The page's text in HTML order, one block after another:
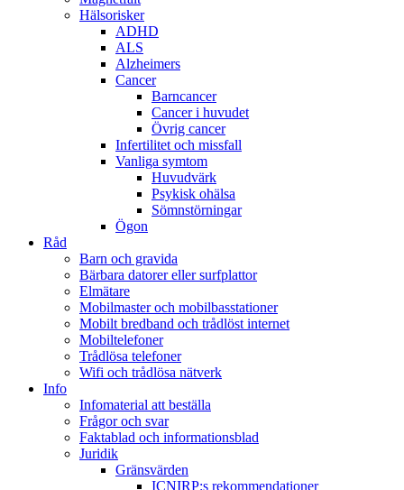
Hälsorisker
ADHD
ALS
Alzheimers
Cancer
Barncancer
Cancer i huvudet
Övrig cancer
Infertilitet och missfall
Vanliga symtom
Huvudvärk
Psykisk ohälsa
Sömnstörningar
Ögon
Råd
Barn och gravida
Bärbara datorer eller surfplattor
Elmätare
Mobilmaster och mobilbasstationer
Mobilt bredband och trådlöst internet
Mobiltelefoner
Trådlösa telefoner
Wifi och trådlösa nätverk
Info
Infomaterial att beställa
Frågor och svar
Faktablad och informationsblad
Juridik
Gränsvärden
ICNIRP:s rekommendationer